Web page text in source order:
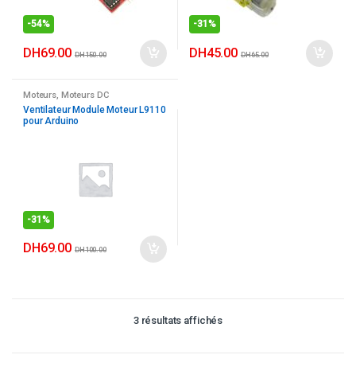
-54%
DH69.00 DH150.00
-31%
DH45.00 DH65.00
Moteurs, Moteurs DC
Ventilateur Module Moteur L9110
pour Arduino
-31%
DH69.00 DH100.00
3 résultats affichés